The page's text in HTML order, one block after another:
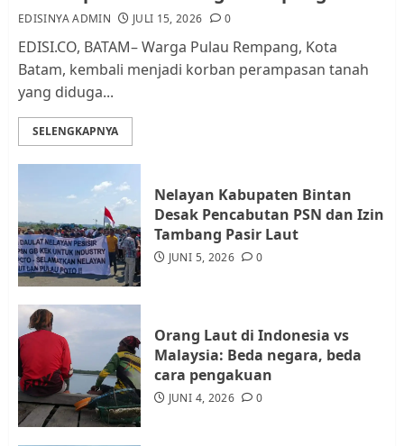
AGUSTUS 1, 2026
4
Warga Rempang Ajukan
Audiensi dengan Wali Kota
Tim Advokasi Desak BP Batam
Berhenti Merampas Tanah
EDISINYA ADMIN JULI 15, 2026 0
EDISI.CO, BATAM– Warga Pulau Rempang, Kota
Batam, kembali menjadi korban perampasan tanah
yang diduga...
SELENGKAPNYA
Nelayan Kabupaten Bintan
Desak Pencabutan PSN dan Izin
Tambang Pasir Laut
JUNI 5, 2026 0
Orang Laut di Indonesia vs
Malaysia: Beda negara, beda
cara pengakuan
JUNI 4, 2026 0